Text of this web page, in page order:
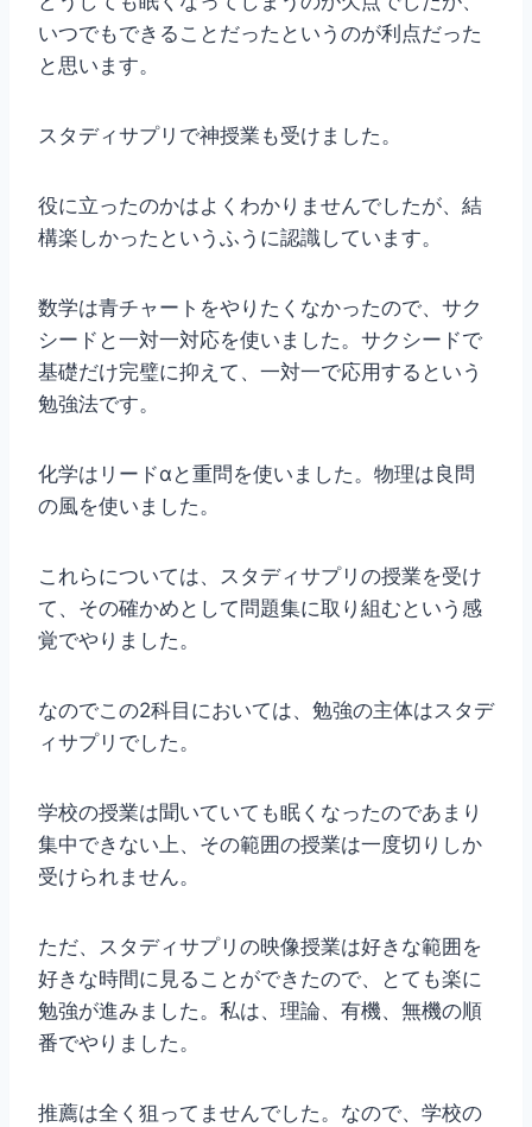
いつでもできることだったというのが利点だった
と思います。
スタディサプリで神授業も受けました。
役に立ったのかはよくわかりませんでしたが、結
構楽しかったというふうに認識しています。
数学は青チャートをやりたくなかったので、サク
シードと一対一対応を使いました。サクシードで
基礎だけ完璧に抑えて、一対一で応用するという
勉強法です。
化学はリードαと重問を使いました。物理は良問
の風を使いました。
これらについては、スタディサプリの授業を受け
て、その確かめとして問題集に取り組むという感
覚でやりました。
なのでこの2科目においては、勉強の主体はスタデ
ィサプリでした。
学校の授業は聞いていても眠くなったのであまり
集中できない上、その範囲の授業は一度切りしか
受けられません。
ただ、スタディサプリの映像授業は好きな範囲を
好きな時間に見ることができたので、とても楽に
勉強が進みました。私は、理論、有機、無機の順
番でやりました。
推薦は全く狙ってませんでした。なので、学校の